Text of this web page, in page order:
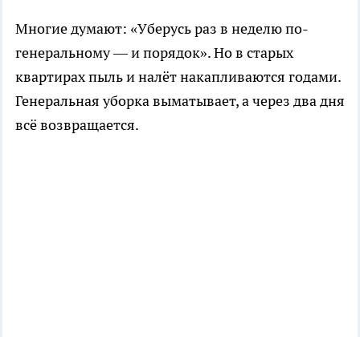
Многие думают: «Уберусь раз в неделю по-
генеральному — и порядок». Но в старых
квартирах пыль и налёт накапливаются годами.
Генеральная уборка выматывает, а через два дня
всё возвращается.